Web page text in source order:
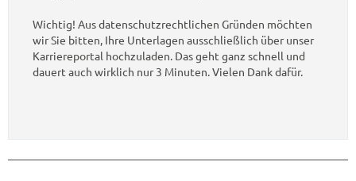
Wichtig! Aus datenschutzrechtlichen Gründen möchten
wir Sie bitten, Ihre Unterlagen ausschließlich über unser
Karriereportal hochzuladen. Das geht ganz schnell und
dauert auch wirklich nur 3 Minuten. Vielen Dank dafür.